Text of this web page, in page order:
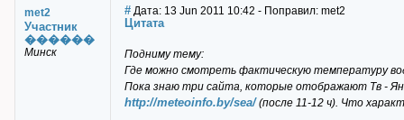
met2
Участник
������
Минск
# Дата: 13 Jun 2011 10:42 - Поправил: met2
Цитата
Подниму тему:
Где можно смотреть фактическую температуру
Пока знаю три сайта, которые отображают Тв -
http://meteoinfo.by/sea/(после 11-12 ч). Что